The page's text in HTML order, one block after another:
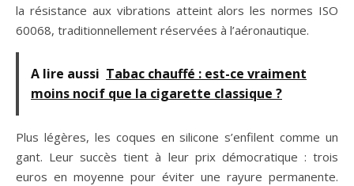
la résistance aux vibrations atteint alors les normes ISO
60068, traditionnellement réservées à l’aéronautique.
A lire aussi Tabac chauffé : est-ce vraiment
moins nocif que la cigarette classique ?
Plus légères, les coques en silicone s’enfilent comme un
gant. Leur succès tient à leur prix démocratique : trois
euros en moyenne pour éviter une rayure permanente.